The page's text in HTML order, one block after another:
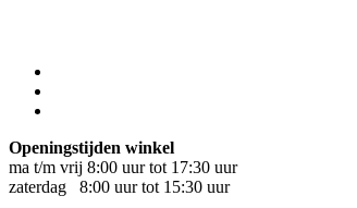
Openingstijden winkel
ma t/m vrij 8:00 uur tot 17:30 uur
zaterdag 8:00 uur tot 15:30 uur